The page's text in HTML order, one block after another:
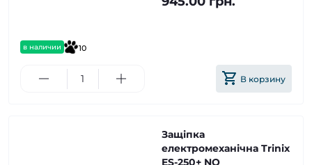
в наличии 10
В корзину
Защіпка
електромеханічна Trinix
ES-250+ NO